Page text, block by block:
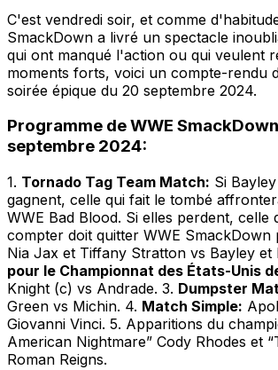
C'est vendredi soir, et comme
SmackDown a livré un spectacle
qui ont manqué l'action ou qui veulent
moments forts, voici un compte-rendu
soirée épique du 20 septembre 2024.
Programme de WWE
septembre 2024:
1. Tornado Tag Team Match: Si
gagnent, celle qui fait le tombé
WWE Bad Blood. Si elles perdent, celle
compter doit quitter WWE
Nia Jax et Tiffany Stratton vs Bayley et
pour le Championnat des États-Unis
Knight (c) vs Andrade. 3. Dumpster
Green vs Michin. 4. Match Simple:
Giovanni Vinci. 5. Apparitions du
American Nightmare” Cody Rhodes et
Roman Reigns.